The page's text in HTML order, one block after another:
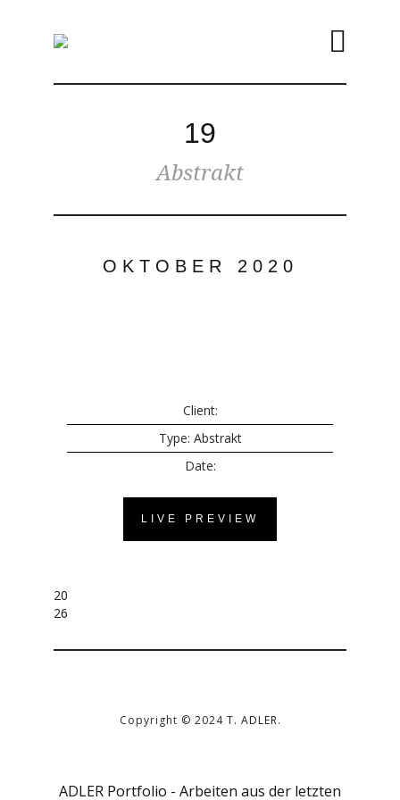
19
Abstrakt
OKTOBER 2020
Client:
Type: Abstrakt
Date:
LIVE PREVIEW
Beitragsnavigation
20
26
Copyright © 2024 T. ADLER.
ADLER Portfolio - Arbeiten aus der letzten